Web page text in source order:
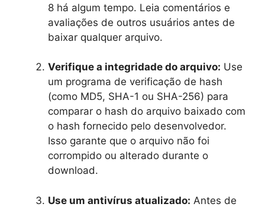
8 há algum tempo. Leia comentários e
avaliações de outros usuários antes de
baixar qualquer arquivo.
Verifique a integridade do arquivo: Use
um programa de verificação de hash
(como MD5, SHA-1 ou SHA-256) para
comparar o hash do arquivo baixado com
o hash fornecido pelo desenvolvedor.
Isso garante que o arquivo não foi
corrompido ou alterado durante o
download.
Use um antivírus atualizado: Antes de